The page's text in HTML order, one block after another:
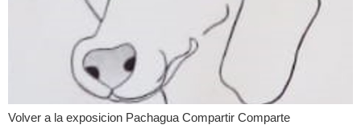
Volver a la exposicion Pachagua Compartir Comparte